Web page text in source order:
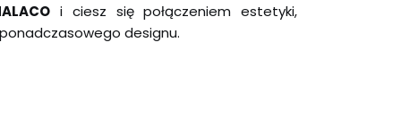
i ciesz się połączeniem estetyki,
designu.